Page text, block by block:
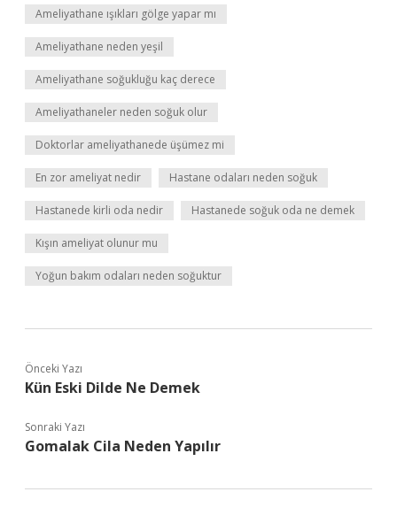
Ameliyathane ışıkları gölge yapar mı
Ameliyathane neden yeşil
Ameliyathane soğukluğu kaç derece
Ameliyathaneler neden soğuk olur
Doktorlar ameliyathanede üşümez mi
En zor ameliyat nedir Hastane odaları neden soğuk
Hastanede kirli oda nedir Hastanede soğuk oda ne demek
Kışın ameliyat olunur mu
Yoğun bakım odaları neden soğuktur
Önceki Yazı
Kün Eski Dilde Ne Demek
Sonraki Yazı
Gomalak Cila Neden Yapılır